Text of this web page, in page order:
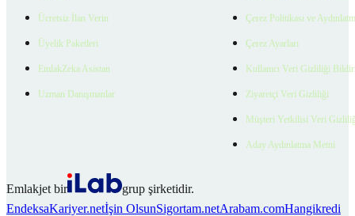
Ücretsiz İlan Verin
Üyelik Paketleri
EmlakZeka Asistan
Uzman Danışmanlar
Çerez Politikası ve
Çerez Ayarları
Kullanıcı Veri Gizliliği
Ziyaretçi Veri Gizliliği
Müşteri Yetkilisi Veri
Aday Aydınlatma Metni
Emlakjet bir
grup şirketidir.
EndeksaKariyer.netİşin OlsunSigortam.netArabam.comHangikredi